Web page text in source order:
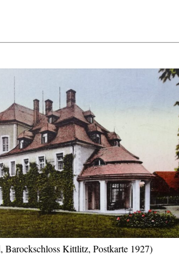
Barockschloss Kittlitz, Postkarte 1927)